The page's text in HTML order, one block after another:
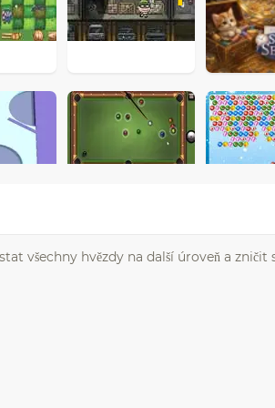
všechny hvězdy na další úroveň a zničit